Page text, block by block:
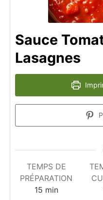
Sauce
Lasagnes
TEMPS DE
PRÉPARATION
15minutes
min